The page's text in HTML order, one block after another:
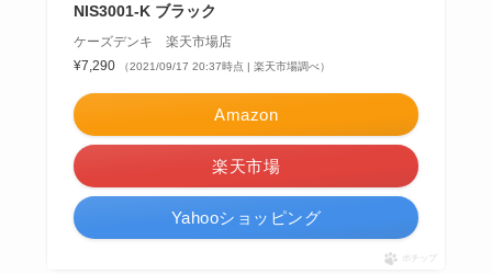
NIS3001-K ブラック
ケーズデンキ 楽天市場店
¥7,290
（2021/09/17 20:37時点 | 楽天市場調べ）
Amazon
楽天市場
Yahooショッピング
ポチップ